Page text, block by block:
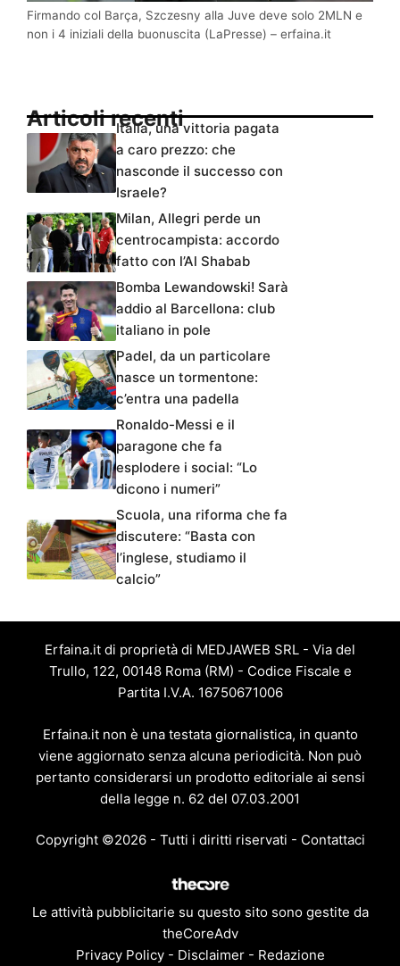
Firmando col Barça, Szczesny alla Juve deve solo 2MLN e
non i 4 iniziali della buonuscita (LaPresse) – erfaina.it
Articoli recentiItalia, una vittoria pagata
a caro prezzo: che
nasconde il successo con
Israele?
Milan, Allegri perde un
centrocampista: accordo
fatto con l’Al Shabab
Bomba Lewandowski! Sarà
addio al Barcellona: club
italiano in pole
Padel, da un particolare
nasce un tormentone:
c’entra una padella
Ronaldo-Messi e il
paragone che fa
esplodere i social: “Lo
dicono i numeri”
Scuola, una riforma che fa
discutere: “Basta con
l’inglese, studiamo il
calcio”
Erfaina.it di proprietà di MEDJAWEB SRL - Via del
Trullo, 122, 00148 Roma (RM) - Codice Fiscale e
Partita I.V.A. 16750671006
Erfaina.it non è una testata giornalistica, in quanto
viene aggiornato senza alcuna periodicità. Non può
pertanto considerarsi un prodotto editoriale ai sensi
della legge n. 62 del 07.03.2001
Copyright ©2026 - Tutti i diritti riservati - Contattaci
Le attività pubblicitarie su questo sito sono gestite da
theCoreAdv
Privacy Policy- Disclaimer- Redazione